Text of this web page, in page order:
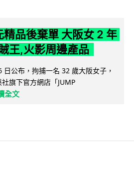
品後棄單 大阪女 2 年
王,火影周邊產品
日公布，拘捕一名 32 歲大阪女子，
旗下官方網店「JUMP
全文